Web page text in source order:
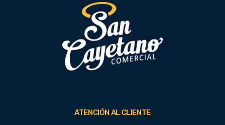
ATENCIÓN AL CLIENTE